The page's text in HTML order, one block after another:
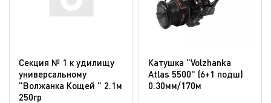
Секция № 1 к удилищу
универсальному
"Волжанка Кощей " 2.1м
250гр
Катушка "Volzhanka
Atlas 5500" (6+1 подш)
0.30мм/170м